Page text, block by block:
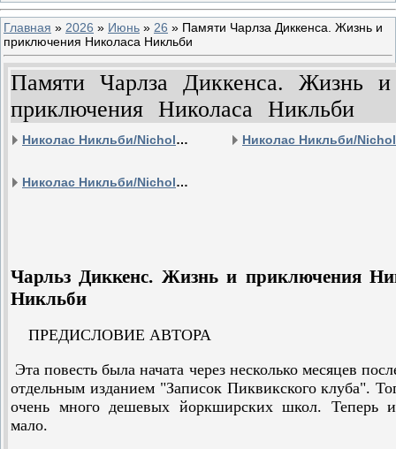
Главная » 2026 » Июнь » 26 » Памяти Чарлза Диккенса. Жизнь и
приключения Николаса Никльби
Памяти Чарлза Диккенса. Жизнь и
приключения Николаса Никльби
Николас Никльби/Nicholas Nickleby, Великобритания, сериал 1977 г., 1-2 серии
Николас Никльби/Nicholas Nickleby, Великобритания, сериал 1977 г., 5-6 серии,
Чарльз Диккенс. Жизнь и приключения
Никльби
ПРЕДИСЛОВИЕ АВТОРА
Эта повесть была начата через несколько месяцев
отдельным изданием "Записок Пиквикского клуба".
очень много дешевых йоркширских школ. Теперь
мало.